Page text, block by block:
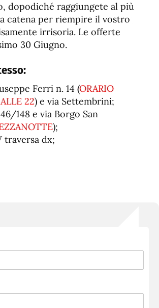
dopodiché raggiungete al più
catena per riempire il vostro
irrisoria. Le offerte
30 Giugno.
Ferri n. 14 (ORARIO
22) e via Settembrini;
148 e via Borgo San
);
traversa dx;